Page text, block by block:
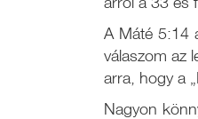
A Máté 5:14
válaszom az
arra, hogy a
Nagyon